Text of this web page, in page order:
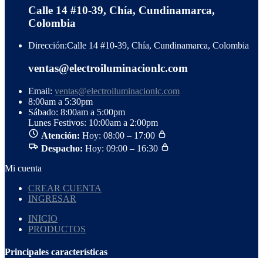
Calle 14 #10-39, Chía, Cundinamarca,
Colombia
Dirección:Calle 14 #10-39, Chía, Cundinamarca, Colombia
ventas@electroiluminacionlc.com
Email: ventas@electroiluminacionlc.com
8:00am a 5:30pm
Sábado: 8:00am a 5:00pm
Lunes Festivos: 10:00am a 2:00pm
Atención: Hoy: 08:00 – 17:00
Despacho: Hoy: 09:00 – 16:30
Mi cuenta
CREAR CUENTA
INGRESAR
INICIO
PRODUCTOS
Principales características